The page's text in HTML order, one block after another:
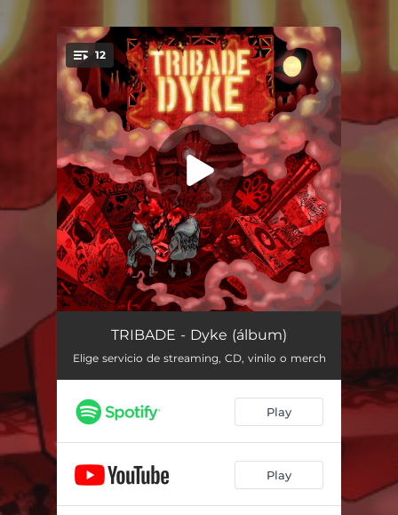
You're all set!
12
Las Buenas (feat. ZEP)
Cuando Salgo Pa' la Calle 03:33
We Don't Care (feat. Las Ninyas del Corro) 03:58
La Novia de la Muerte (Interludio)
Nana de Hierro (feat. Clara Peya) 03:30
TRIBADE - Dyke (álbum)
Elige servicio de streaming, CD, vinilo o merch
Play
Play